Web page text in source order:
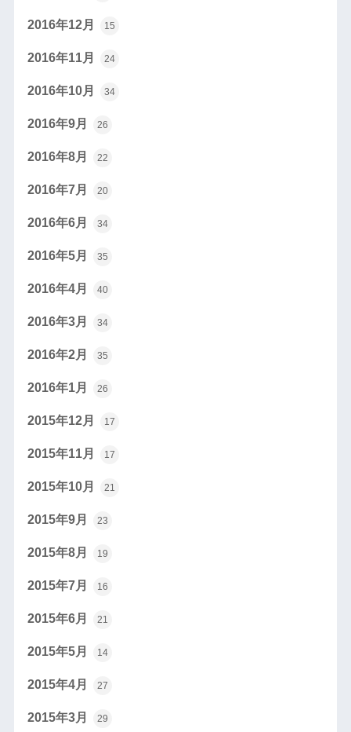
2016年12月 15
2016年11月 24
2016年10月 34
2016年9月 26
2016年8月 22
2016年7月 20
2016年6月 34
2016年5月 35
2016年4月 40
2016年3月 34
2016年2月 35
2016年1月 26
2015年12月 17
2015年11月 17
2015年10月 21
2015年9月 23
2015年8月 19
2015年7月 16
2015年6月 21
2015年5月 14
2015年4月 27
2015年3月 29